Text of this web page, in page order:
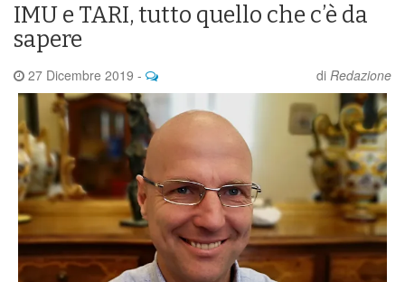
IMU e TARI, tutto quello che c’è da
sapere
27 Dicembre 2019 - di Redazione